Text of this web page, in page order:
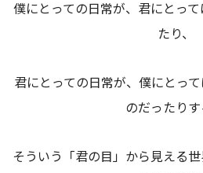
僕にとっての日常が、君にとっ
たり、
君にとっての日常が、僕にとっ
のだったりす
そういう「君の目」から見える